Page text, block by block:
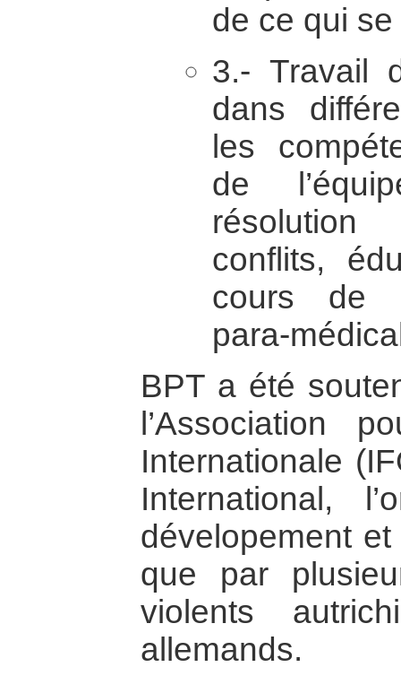
de ce qui
3.- Travail
dans
les
de
conflits,
cours de
para-
BPT a été
l’Association
Internationale
International,
dévelopement
que par
violents
allemands.